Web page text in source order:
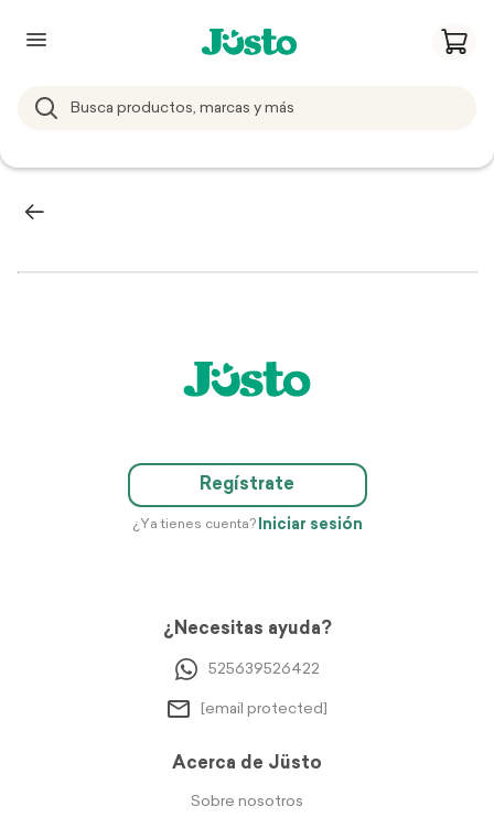
Regístrate
¿Ya tienes cuenta? Iniciar sesión
¿Necesitas ayuda?
525639526422
[email protected]
Acerca de Jüsto
Sobre nosotros